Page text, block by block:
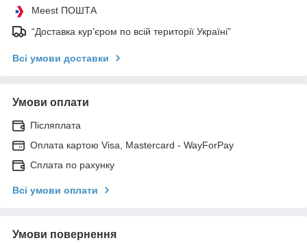
Meest ПОШТА
“Доставка кур’єром по всій території Україні”
Всі умови доставки
Умови оплати
Післяплата
Оплата картою Visa, Mastercard - WayForPay
Сплата по рахунку
Всі умови оплати
Умови повернення